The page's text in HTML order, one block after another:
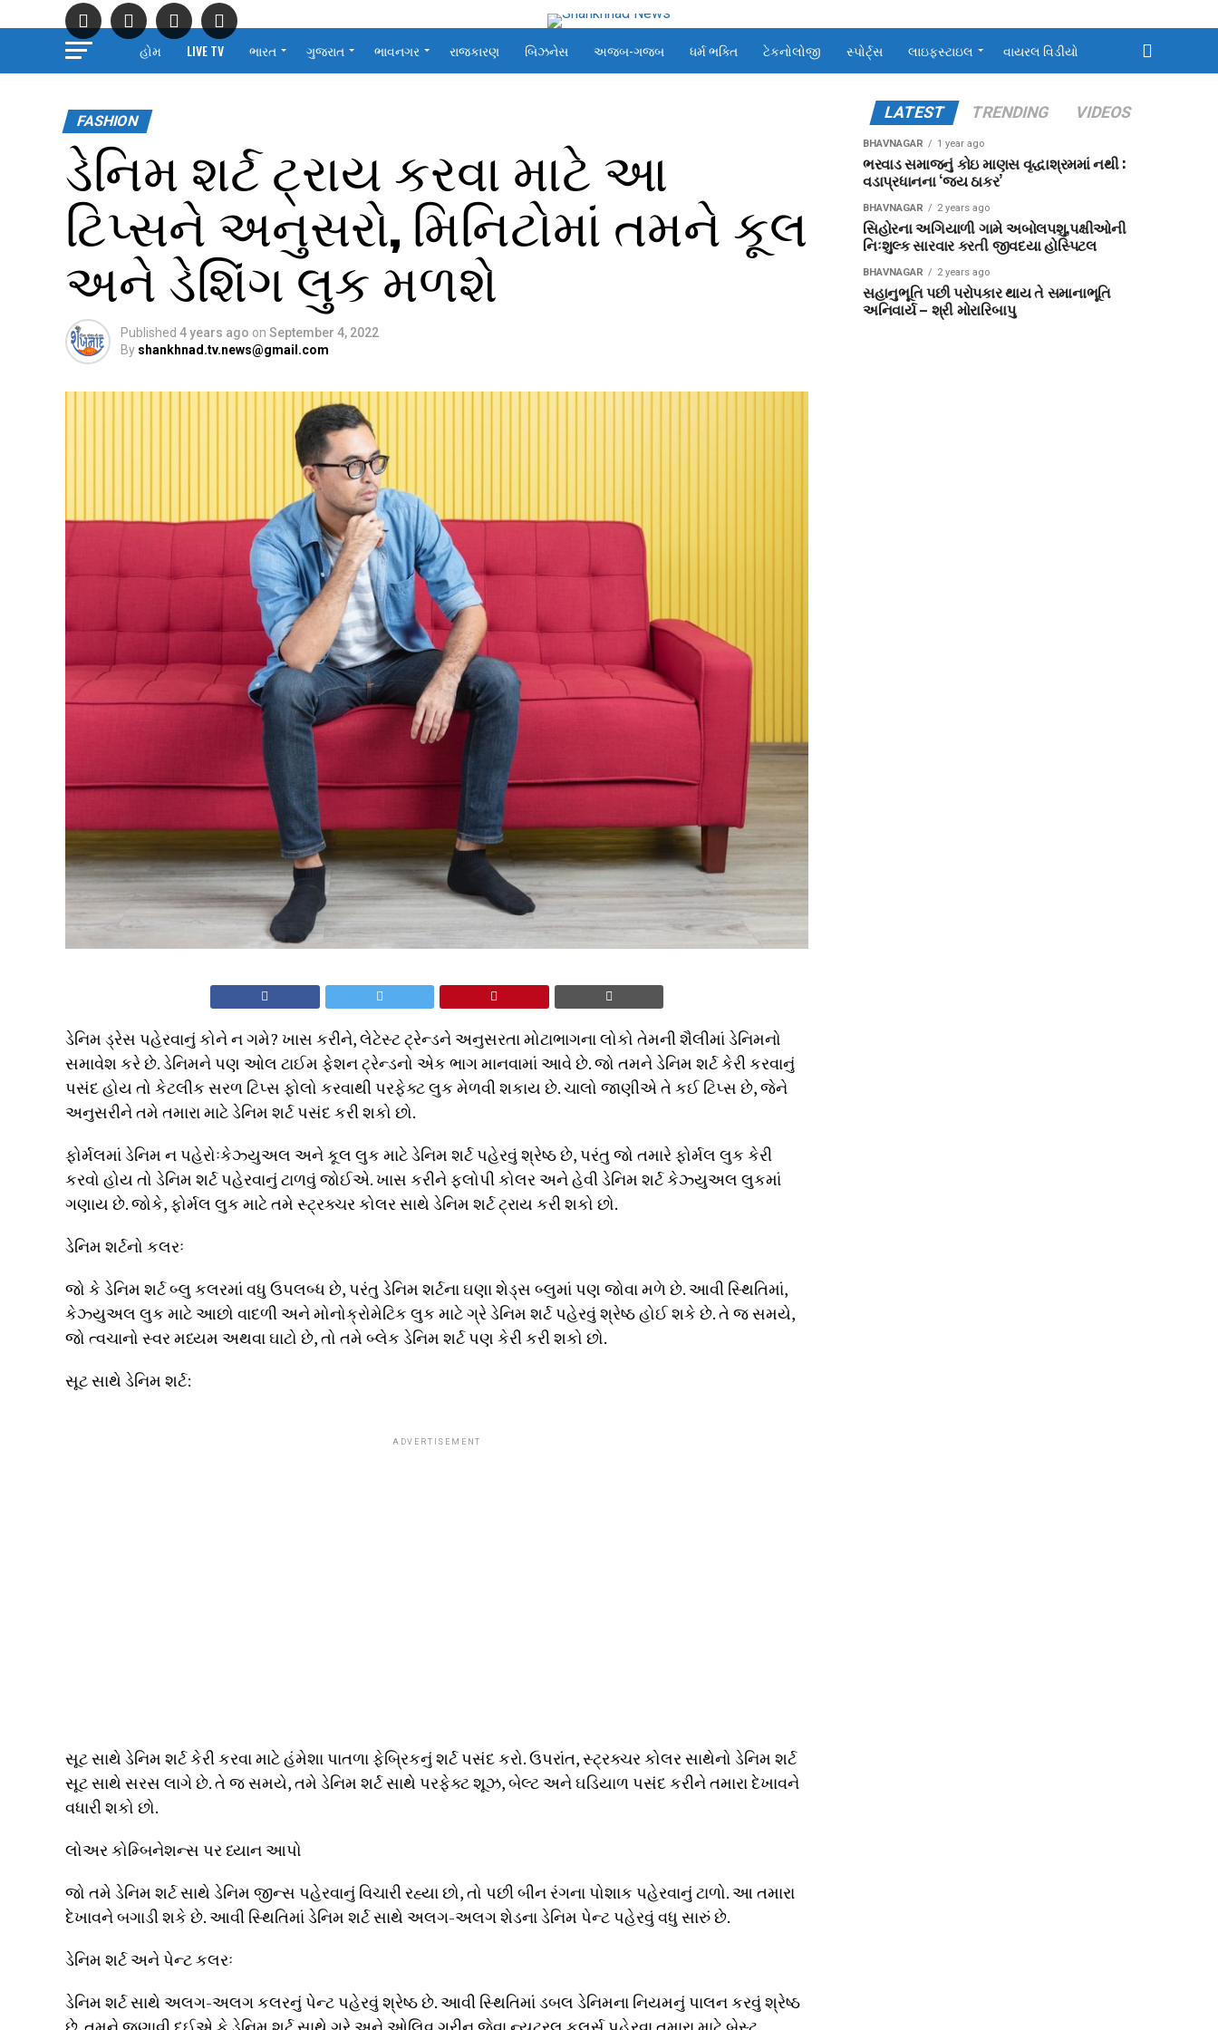
હોમ LIVE TV ભારત ગુજરાત ભાવનગર રાજકારણ બિઝનેસ અજબ-ગજબ ધર્મ ભક્તિ ટેકનોલોજી સ્પોર્ટ્સ લાઇફસ્ટાઇલ વાયરલ વિડીયો
FASHION
ડેનિમ શર્ટ ટ્રાય કરવા માટે આ
ટિપ્સને અનુસરો, મિનિટોમાં તમને કૂલ
અને ડેશિંગ લુક મળશે
Published 4 years ago on September 4, 2022
By shankhnad.tv.news@gmail.com
ડેનિમ ડ્રેસ પહેરવાનું કોને ન ગમે? ખાસ કરીને, લેટેસ્ટ ટ્રેન્ડને અનુસરતા મોટાભાગના લોકો તેમની શૈલીમાં ડેનિમનો
સમાવેશ કરે છે. ડેનિમને પણ ઓલ ટાઈમ ફેશન ટ્રેન્ડનો એક ભાગ માનવામાં આવે છે. જો તમને ડેનિમ શર્ટ કેરી કરવાનું
પસંદ હોય તો કેટલીક સરળ ટિપ્સ ફોલો કરવાથી પરફેક્ટ લુક મેળવી શકાય છે. ચાલો જાણીએ તે કઈ ટિપ્સ છે, જેને
અનુસરીને તમે તમારા માટે ડેનિમ શર્ટ પસંદ કરી શકો છો.
ફોર્મલમાં ડેનિમ ન પહેરોઃકેઝ્યુઅલ અને કૂલ લુક માટે ડેનિમ શર્ટ પહેરવું શ્રેષ્ઠ છે, પરંતુ જો તમારે ફોર્મલ લુક કેરી
કરવો હોય તો ડેનિમ શર્ટ પહેરવાનું ટાળવું જોઈએ. ખાસ કરીને ફ્લોપી કોલર અને હેવી ડેનિમ શર્ટ કેઝ્યુઅલ લુકમાં
ગણાય છે. જોકે, ફોર્મલ લુક માટે તમે સ્ટ્રક્ચર કોલર સાથે ડેનિમ શર્ટ ટ્રાય કરી શકો છો.
ડેનિમ શર્ટનો કલરઃ
જો કે ડેનિમ શર્ટ બ્લુ કલરમાં વધુ ઉપલબ્ધ છે, પરંતુ ડેનિમ શર્ટના ઘણા શેડ્સ બ્લુમાં પણ જોવા મળે છે. આવી સ્થિતિમાં,
કેઝ્યુઅલ લુક માટે આછો વાદળી અને મોનોક્રોમેટિક લુક માટે ગ્રે ડેનિમ શર્ટ પહેરવું શ્રેષ્ઠ હોઈ શકે છે. તે જ સમયે,
જો ત્વચાનો સ્વર મધ્યમ અથવા ઘાટો છે, તો તમે બ્લેક ડેનિમ શર્ટ પણ કેરી કરી શકો છો.
સૂટ સાથે ડેનિમ શર્ટ:
ADVERTISEMENT
સૂટ સાથે ડેનિમ શર્ટ કેરી કરવા માટે હંમેશા પાતળા ફેબ્રિકનું શર્ટ પસંદ કરો. ઉપરાંત, સ્ટ્રક્ચર કોલર સાથેનો ડેનિમ શર્ટ
સૂટ સાથે સરસ લાગે છે. તે જ સમયે, તમે ડેનિમ શર્ટ સાથે પરફેક્ટ શૂઝ, બેલ્ટ અને ઘડિયાળ પસંદ કરીને તમારા દેખાવને
વધારી શકો છો.
લોઅર કોમ્બિનેશન્સ પર ધ્યાન આપો
જો તમે ડેનિમ શર્ટ સાથે ડેનિમ જીન્સ પહેરવાનું વિચારી રહ્યા છો, તો પછી બીન રંગના પોશાક પહેરવાનું ટાળો. આ તમારા
દેખાવને બગાડી શકે છે. આવી સ્થિતિમાં ડેનિમ શર્ટ સાથે અલગ-અલગ શેડના ડેનિમ પેન્ટ પહેરવું વધુ સારું છે.
ડેનિમ શર્ટ અને પેન્ટ કલરઃ
ડેનિમ શર્ટ સાથે અલગ-અલગ કલરનું પેન્ટ પહેરવું શ્રેષ્ઠ છે. આવી સ્થિતિમાં ડબલ ડેનિમના નિયમનું પાલન કરવું શ્રેષ્ઠ
LATEST TRENDING VIDEOS
BHAVNAGAR 1 year ago
ભરવાડ સમાજનું કોઇ માણસ વૃદ્ધાશ્રમમાં નથી :
વડાપ્રધાનના ‘જય ઠાકર’
BHAVNAGAR 2 years ago
સિહોરના અગિયાળી ગામે અબોલપશુ,પક્ષીઓની
નિઃશુલ્ક સારવાર કરતી જીવદયા હોસ્પિટલ
BHAVNAGAR 2 years ago
સહાનુભૂતિ પછી પરોપકાર થાય તે સમાનાભૂતિ
અનિવાર્ય – શ્રી મોરારિબાપુ